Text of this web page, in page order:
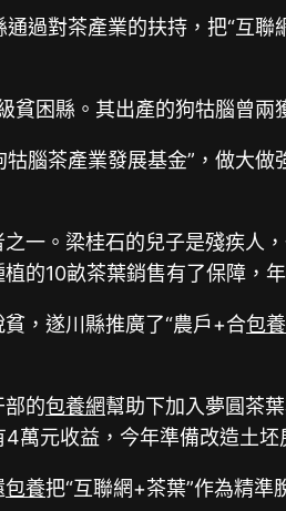
過對茶產業的扶持，把“互
貧困縣。其出產的狗牯腦曾兩
腦茶產業發展基金”，做大做
一。梁桂石的兒子是殘疾人
的10畝茶葉銷售有了保障，
，遂川縣推廣了“農戶+合包
部的包養網幫助下加入夢圓茶
萬元收益，今年準備改造土坯
包養把“互聯網+茶葉”作為精